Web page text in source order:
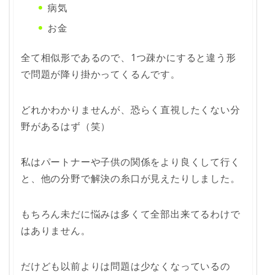
病気
お金
全て相似形であるので、1つ疎かにすると違う形
で問題が降り掛かってくるんです。
どれかわかりませんが、恐らく直視したくない分
野があるはず（笑）
私はパートナーや子供の関係をより良くして行く
と、他の分野で解決の糸口が見えたりしました。
もちろん未だに悩みは多くて全部出来てるわけで
はありません。
だけども以前よりは問題は少なくなっているの